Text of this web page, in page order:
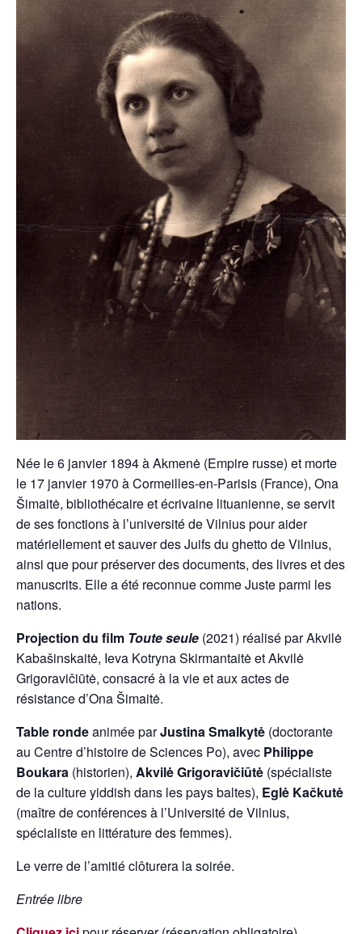
Née le 6 janvier 1894 à Akmenė (Empire russe) et morte
le 17 janvier 1970 à Cormeilles-en-Parisis (France), Ona
Šimaitė, bibliothécaire et écrivaine lituanienne, se servit
de ses fonctions à l’université de Vilnius pour aider
matériellement et sauver des Juifs du ghetto de Vilnius,
ainsi que pour préserver des documents, des livres et des
manuscrits. Elle a été reconnue comme Juste parmi les
nations.
Projection du film Toute seule (2021) réalisé par Akvilė
Kabašinskaitė, Ieva Kotryna Skirmantaitė et Akvilė
Grigoravičiūtė, consacré à la vie et aux actes de
résistance d’Ona Šimaitė.
Table rondeanimée parJustina Smalkytė (doctorante
au Centre d’histoire de Sciences Po), avec Philippe
Boukara (historien), Akvilė Grigoravičiūtė (spécialiste
de la culture yiddish dans les pays baltes), Eglė Kačkutė
(maître de conférences à l’Université de Vilnius,
spécialiste en littérature des femmes).
Le verre de l’amitié clôturera la soirée.
Entrée libre